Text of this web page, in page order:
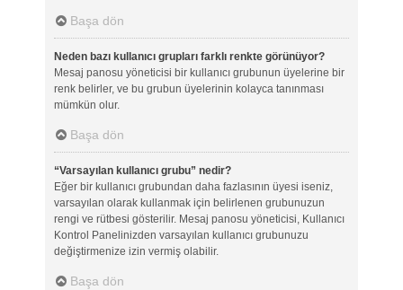
Başa dön
Neden bazı kullanıcı grupları farklı renkte görünüyor?
Mesaj panosu yöneticisi bir kullanıcı grubunun üyelerine bir
renk belirler, ve bu grubun üyelerinin kolayca tanınması
mümkün olur.
Başa dön
“Varsayılan kullanıcı grubu” nedir?
Eğer bir kullanıcı grubundan daha fazlasının üyesi iseniz,
varsayılan olarak kullanmak için belirlenen grubunuzun
rengi ve rütbesi gösterilir. Mesaj panosu yöneticisi, Kullanıcı
Kontrol Panelinizden varsayılan kullanıcı grubunuzu
değiştirmenize izin vermiş olabilir.
Başa dön